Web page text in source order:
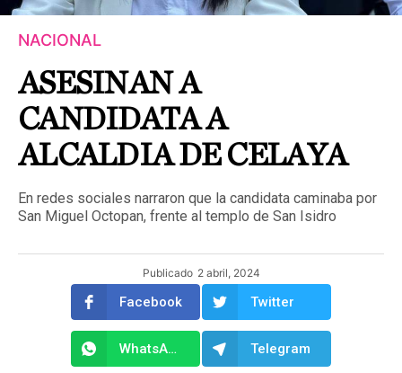
NACIONAL
ASESINAN A
CANDIDATA A
ALCALDIA DE CELAYA
En redes sociales narraron que la candidata caminaba por
San Miguel Octopan, frente al templo de San Isidro
Publicado 2 abril, 2024
Facebook Twitter
WhatsApp Telegram